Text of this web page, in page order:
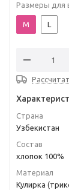
Размеры для
M L
Страна
Узбекистан
Состав
хлопок 100%
Материал
Кулирка